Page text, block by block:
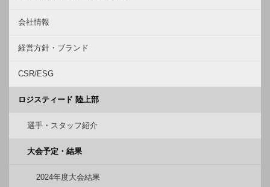
会社情報
経営方針・ブランド
CSR/ESG
ロジスティード 陸上部
選手・スタッフ紹介
大会予定・結果
2024年度大会結果